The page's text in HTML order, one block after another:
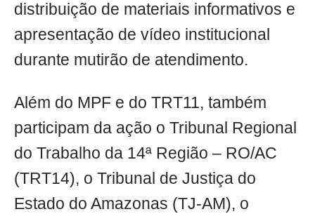
distribuição de materiais informativos e
apresentação de vídeo institucional
durante mutirão de atendimento.
Além do MPF e do TRT11, também
participam da ação o Tribunal Regional
do Trabalho da 14ª Região – RO/AC
(TRT14), o Tribunal de Justiça do
Estado do Amazonas (TJ-AM), o